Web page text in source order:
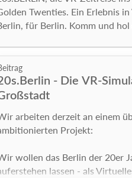
Twenties. Ein Erlebnis
für Berlin. Komm und
- Die VR-
arbeiten derzeit an einem
Projekt:
wollen das Berlin der 20er
lassen - als